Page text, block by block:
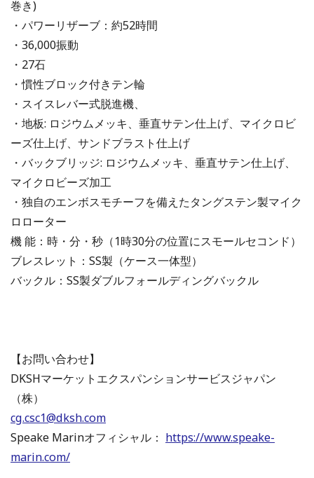
巻き)
・パワーリザーブ：約52時間
・36,000振動
・27石
・慣性ブロック付きテン輪
・スイスレバー式脱進機、
・地板: ロジウムメッキ、垂直サテン仕上げ、マイクロビ
ーズ仕上げ、サンドブラスト仕上げ
・バックブリッジ: ロジウムメッキ、垂直サテン仕上げ、
マイクロビーズ加工
・独自のエンボスモチーフを備えたタングステン製マイク
ロローター
機 能：時・分・秒（1時30分の位置にスモールセコンド）
ブレスレット：SS製（ケース一体型）
バックル：SS製ダブルフォールディングバックル
【お問い合わせ】
DKSHマーケットエクスパンションサービスジャパン
（株）
cg.csc1@dksh.com
Speake Marinオフィシャル： https://www.speake-
marin.com/